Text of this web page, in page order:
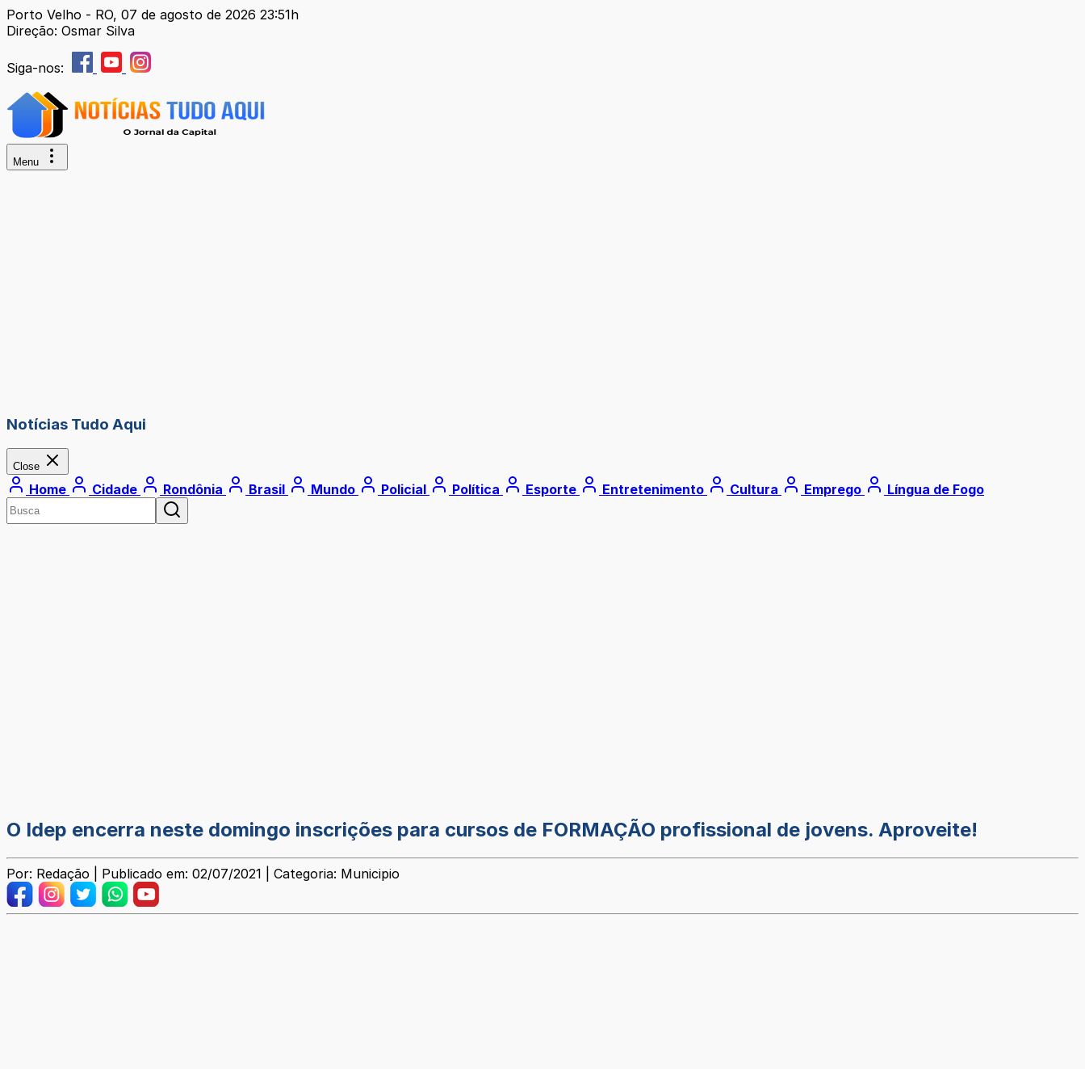
Porto Velho - RO, 07 de agosto de 2026 23:51h
Direção: Osmar Silva
Siga-nos:
Menu
Notícias Tudo Aqui
Close
Home Cidade Rondônia Brasil Mundo Policial Política Esporte Entretenimento Cultura Emprego Língua de Fogo
O Idep encerra neste domingo inscrições para cursos de FORMAÇÃO profissional de jovens. Aproveite!
Por: Redação | Publicado em: 02/07/2021 | Categoria: Municipio